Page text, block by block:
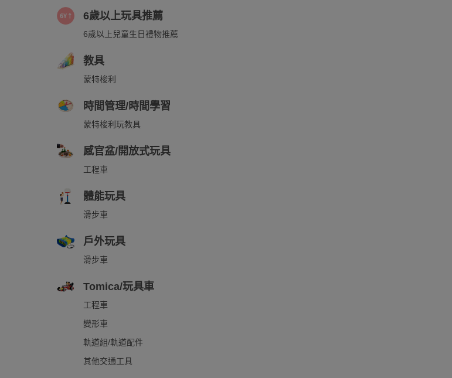
6歲以上玩具推薦
6歲以上兒童生日禮物推薦
教具
蒙特梭利
時間管理/時間學習
蒙特梭利玩教具
感官盆/開放式玩具
工程車
體能玩具
滑步車
戶外玩具
滑步車
Tomica/玩具車
工程車
變形車
軌道組/軌道配件
其他交通工具